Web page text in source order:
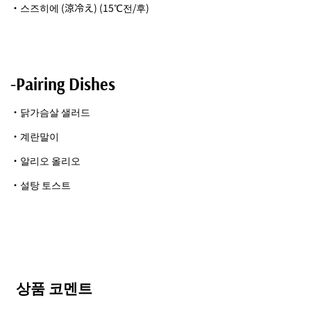
・스즈히에 (涼冷え) (15℃전/후)
-Pairing Dishes
・닭가슴살 샐러드
・계란말이
・알리오 올리오
・설탕 토스트
상품 코멘트